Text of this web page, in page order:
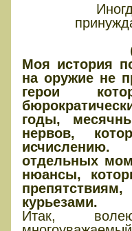
Моя история
на оружие не
герои
годы,
нервов,
отдельных
нюансы,
курьезами.
Итак,